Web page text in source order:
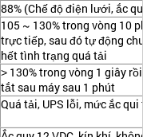
88% (Chế độ điện lưới, ắc
105 ~ 130% trong vòng 10
trực tiếp, sau đó tự động
hết tình trạng quá tải
˃ 130% trong vòng 1 giây
tắt sau máy sau 1 phút
Quá tải, UPS lỗi, mức ắc qui